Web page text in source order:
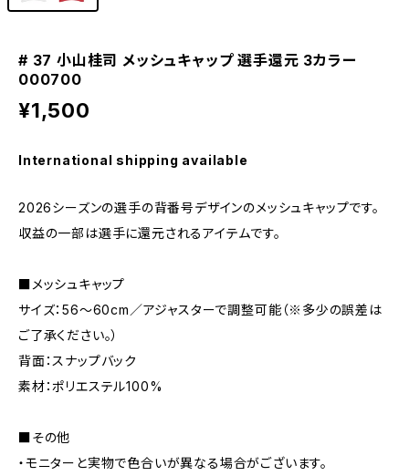
# 37 小山桂司 メッシュキャップ 選手還元 3カラー
000700
¥1,500
International shipping available
2026シーズンの選手の背番号デザインのメッシュキャップです。
収益の一部は選手に還元されるアイテムです。
■メッシュキャップ
サイズ：56～60cm／アジャスターで調整可能（※多少の誤差は
ご了承ください。）
背面：スナップバック
素材：ポリエステル100%
■その他
・モニターと実物で色合いが異なる場合がございます。